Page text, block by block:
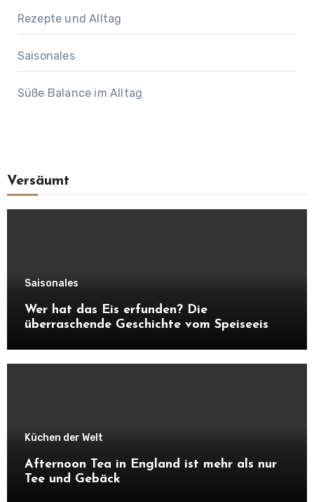
Rezepte und Alltag
Saisonales
Süße Balance im Alltag
Versäumt
Saisonales
Wer hat das Eis erfunden? Die
überraschende Geschichte vom Speiseeis
Küchen der Welt
Afternoon Tea in England ist mehr als nur
Tee und Gebäck